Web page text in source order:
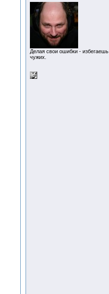
Делая свои ошибки - избегаешь
чужих.